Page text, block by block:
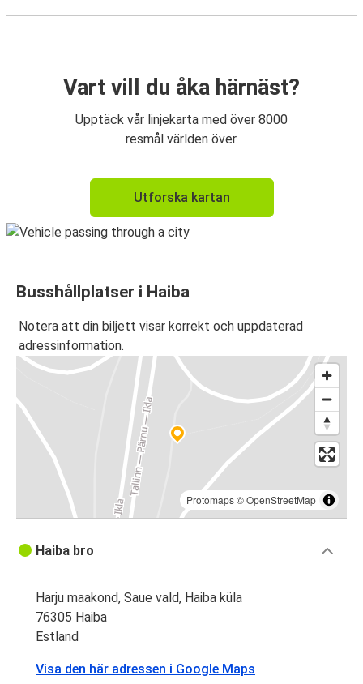
Vart vill du åka härnäst?
Upptäck vår linjekarta med över 8000
resmål världen över.
Utforska kartan
Busshållplatser i Haiba
Notera att din biljett visar korrekt och uppdaterad
adressinformation.
Protomaps©OpenStreetMap
Haiba bro
Harju maakond, Saue vald, Haiba küla
76305 Haiba
Estland
Visa den här adressen i Google Maps